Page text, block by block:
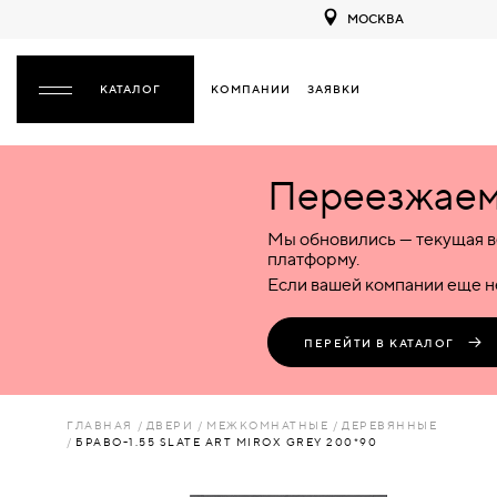
МОСКВА
КОМПАНИИ ЗАЯВКИ
НАЗАД
ПЛАСТИКОВЫЕ
КОМБИНИРОВАННЫЕ
ЛЮКИ
Межкомнатные
Деревянные
Пластиковые
Комбинированные
Входные
Металлические
Пластиковые
Стеклянные
Комбинированные
Специализированные
Металлические
Пластиковые
Стеклянные
Комбинированные
Мы обновились — текущая
платформу.
Если вашей компании еще
ПЕРЕЙТИ В КАТАЛОГ
ГЛАВНАЯ ДВЕРИ МЕЖКОМНАТНЫЕ
ДЕРЕВЯННЫЕ
БРАВО-1.55 SLATE ART MIROX GREY 200*90